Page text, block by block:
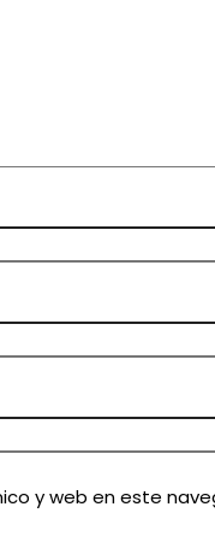
y web en este